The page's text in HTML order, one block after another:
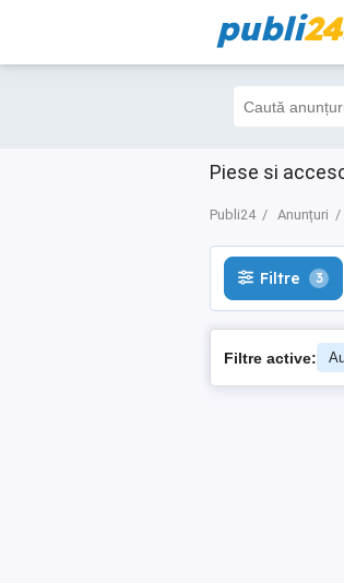
publi24
Piese si
Publi24 Anunțuri
Filtre 3
Filtre 3
Filtre active: